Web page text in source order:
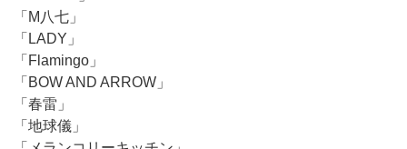
「M八七」
「LADY」
「Flamingo」
「BOW AND ARROW」
「春雷」
「地球儀」